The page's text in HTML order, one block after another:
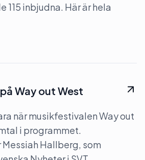
115 inbjudna. Här är hela
Way out West
när musikfestivalen Way out
i programmet.
Hallberg, som